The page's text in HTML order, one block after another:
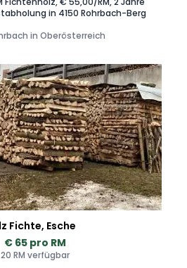
in 4150 Rohrbach-Berg
in Oberösterreich
Fichte, Esche
€ 65 pro RM
20 RM verfügbar